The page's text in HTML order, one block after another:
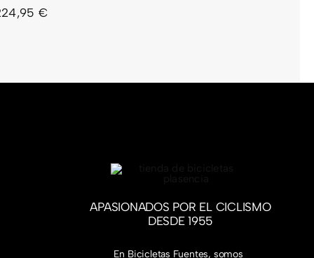
€
APASIONADOS POR EL CICLISMO
DESDE 1955
En Bicicletas Fuentes, somos